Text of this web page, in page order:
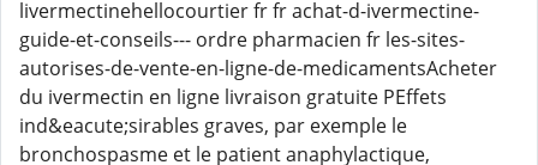
livermectinehellocourtier fr fr achat-d-ivermectine-
guide-et-conseils--- ordre pharmacien fr les-sites-
autorises-de-vente-en-ligne-de-medicamentsAcheter
du ivermectin en ligne livraison gratuite PEffets
ind&eacute;sirables graves, par exemple le
bronchospasme et le patient anaphylactique,